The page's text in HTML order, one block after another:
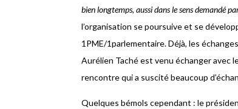
bien longtemps, aussi dans le sens demandé
l’organisation se poursuive et se
1PME/1parlementaire. Déjà, les
Aurélien Taché est venu échanger avec
rencontre qui a suscité beaucoup
Quelques bémols cependant : le